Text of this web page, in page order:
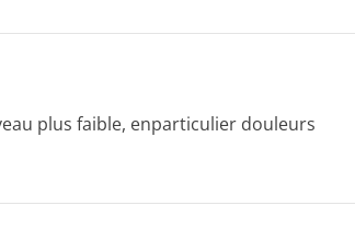
plus faible, enparticulier douleurs